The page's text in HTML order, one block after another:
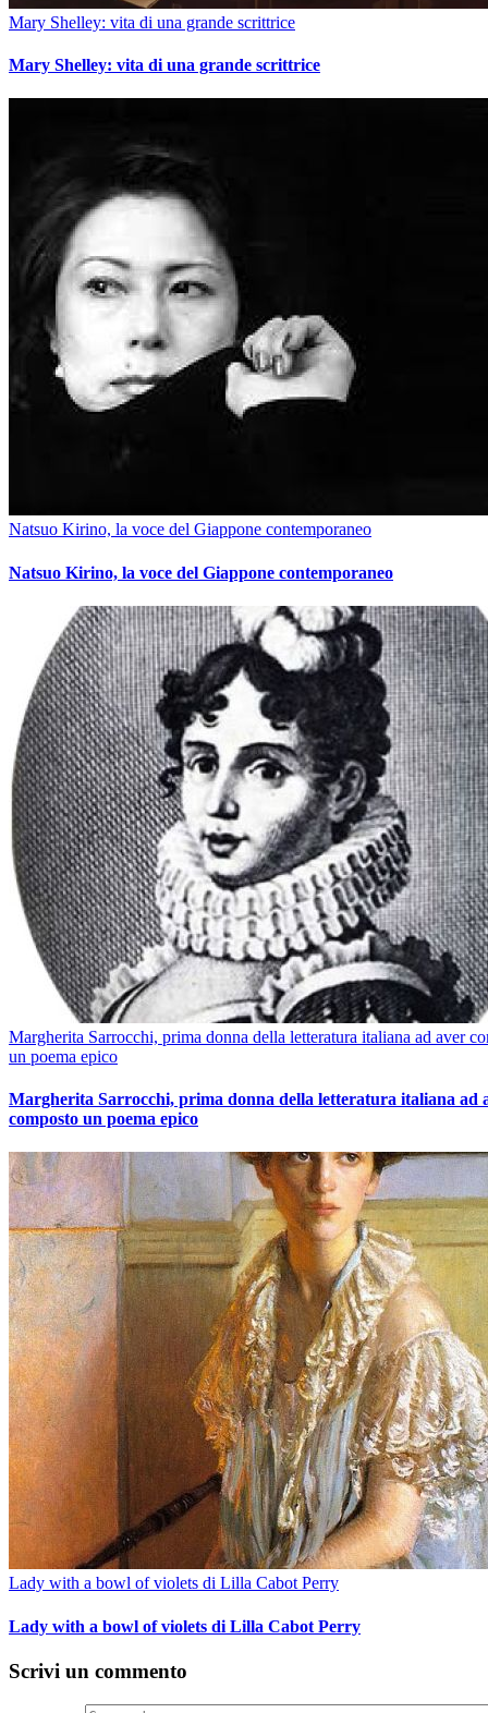
Mary Shelley: vita di una grande scrittrice
Mary Shelley: vita di una grande scrittrice
Natsuo Kirino, la voce del Giappone contemporaneo
Natsuo Kirino, la voce del Giappone contemporaneo
Margherita Sarrocchi, prima donna della letteratura italiana ad aver
un poema epico
Margherita Sarrocchi, prima donna della letteratura italiana ad
composto un poema epico
Lady with a bowl of violets di Lilla Cabot Perry
Lady with a bowl of violets di Lilla Cabot Perry
Scrivi un commento